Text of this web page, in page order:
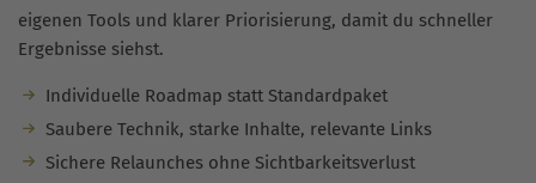
eigenen Tools und klarer Priorisierung, damit du schneller
Ergebnisse siehst.
Individuelle Roadmap statt Standardpaket
Saubere Technik, starke Inhalte, relevante Links
Sichere Relaunches ohne Sichtbarkeitsverlust